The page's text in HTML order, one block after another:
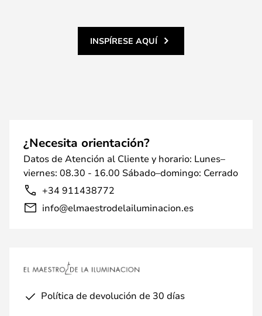
INSPÍRESE AQUÍ
¿Necesita orientación?
Datos de Atención al Cliente y horario: Lunes–
viernes: 08.30 - 16.00 Sábado–domingo: Cerrado
+34 911438772
info@elmaestrodelailuminacion.es
Política de devolución de 30 días